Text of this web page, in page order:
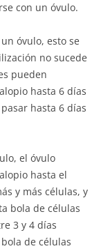
con un óvulo.
óvulo, esto se
no sucede
pueden
hasta 6 días
hasta 6 días
el óvulo
hasta el
y más células, y
bola de células
3 y 4 días
de células